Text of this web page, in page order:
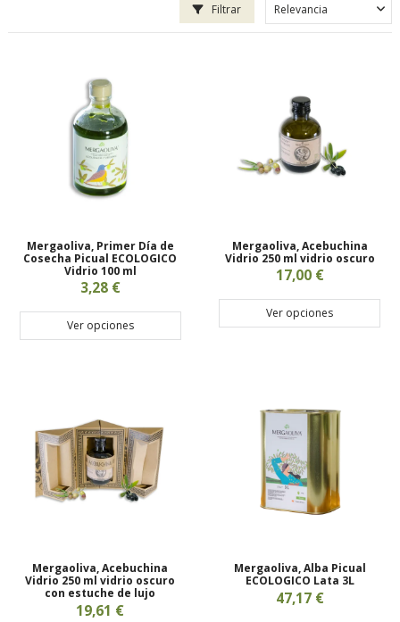
Filtrar
Mergaoliva, Primer Día de
Cosecha Picual ECOLOGICO
Vidrio 100 ml
3,28 €
Ver opciones
Mergaoliva, Acebuchina
Vidrio 250 ml vidrio oscuro
17,00 €
Ver opciones
Mergaoliva, Acebuchina
Vidrio 250 ml vidrio oscuro
con estuche de lujo
19,61 €
Mergaoliva, Alba Picual
ECOLOGICO Lata 3L
47,17 €